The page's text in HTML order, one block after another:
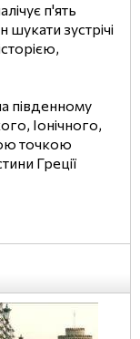
п'ять
зустрічі
південному
Іонічного,
точкою
Греції